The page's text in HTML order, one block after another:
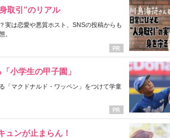
取引”のリアル
実は恋愛や悪質ホスト、SNSの投稿からも
。
小学生の甲子園」
「マクドナルド・ワッペン」をつけて学童
ュンが止まらん！